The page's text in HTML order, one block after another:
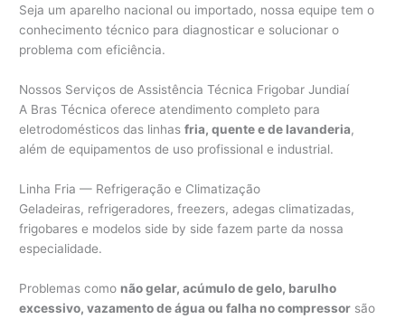
Seja um aparelho nacional ou importado, nossa equipe tem o
conhecimento técnico para diagnosticar e solucionar o
problema com eficiência.
Nossos Serviços de Assistência Técnica Frigobar Jundiaí
A Bras Técnica oferece atendimento completo para
eletrodomésticos das linhasfria, quente e de lavanderia,
além de equipamentos de uso profissional e industrial.
Linha Fria — Refrigeração e Climatização
Geladeiras, refrigeradores, freezers, adegas climatizadas,
frigobares e modelos side by side fazem parte da nossa
especialidade.
Problemas como não gelar, acúmulo de gelo, barulho
excessivo, vazamento de água ou falha no compressor são